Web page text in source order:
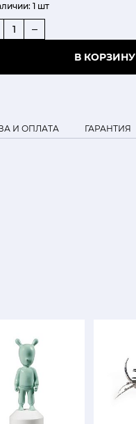
1 шт
–
В КОРЗИНУ
И ОПЛАТА ГАРАНТИЯ